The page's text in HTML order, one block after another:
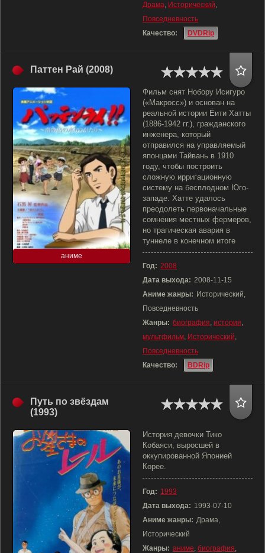
Драма, Исторический,
Повседневность
Качество:
DVDRip
Паттен Рай (2008)
аниме
Фильм снят Нобору Исигуро
(«Макросс») и основан на
реальной истории Ёити Хатты
(1886-1942 гг.), гражданского
инженера, который
отправился на управляемый
японцами Тайвань в 1910
году, чтобы построить
сложную ирригационную
систему на бесплодном Юго-
западе. Хатте удалось
преодолеть первоначальные
сомнения местных фермеров,
но трагическая авария в
туннеле в конечном итоге
Год: 2008
Дата выхода: 2008-11-15
Аниме жанры: Исторический,
Повседневность
Жанры: биография, история,
мультфильм, Исторический,
Повседневность
Качество:
BDRip
Путь по звёздам
(1993)
История девочки Тико
Кобаяси, выросшей в
оккупированной Японией
Корее.
Год: 1993
Дата выхода: 1993-07-10
Аниме жанры: Драма,
Исторический
Жанры: аниме, биография,